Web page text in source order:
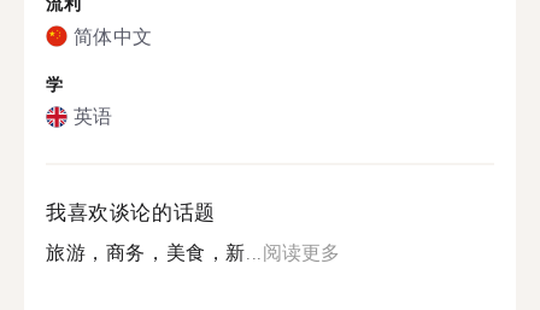
流利
简体中文
学
英语
我喜欢谈论的话题
旅游，商务，美食，新...阅读更多